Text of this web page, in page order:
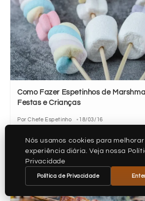
Como Fazer Espetinhos de
Festas e Crianças
Por Chefe Espetinho 18/03/16
Nós usamos cookies para melhorar
experiência diária. Veja nossa
Privacidade
Política de Privacidade